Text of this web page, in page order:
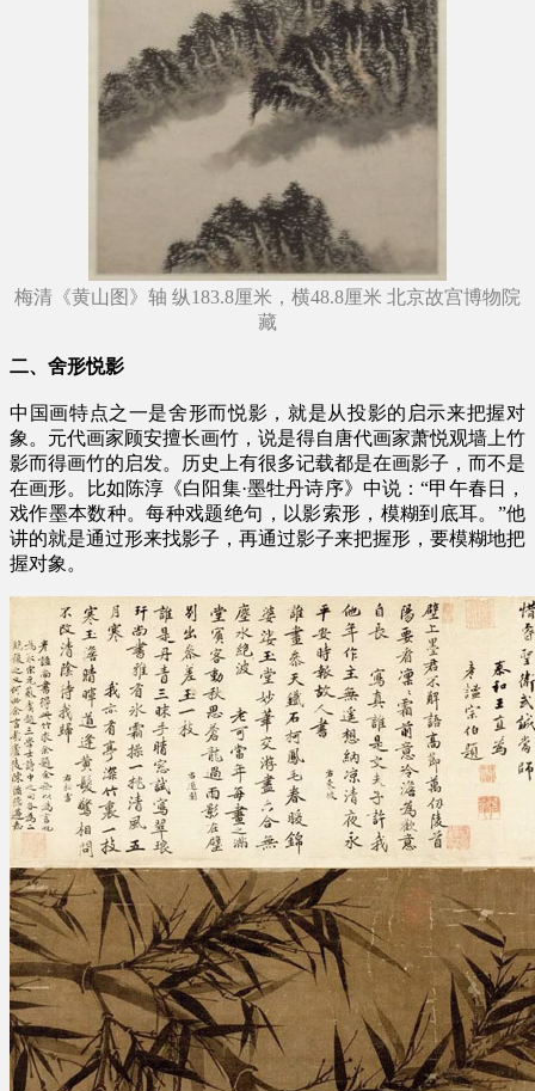
梅清《黄山图》轴 纵183.8厘米，横48.8厘米 北京故宫博物院
藏
二、舍形悦影
中国画特点之一是舍形而悦影，就是从投影的启示来把握对
象。元代画家顾安擅长画竹，说是得自唐代画家萧悦观墙上竹
影而得画竹的启发。历史上有很多记载都是在画影子，而不是
在画形。比如陈淳《白阳集·墨牡丹诗序》中说：“甲午春日，
戏作墨本数种。每种戏题绝句，以影索形，模糊到底耳。”他
讲的就是通过形来找影子，再通过影子来把握形，要模糊地把
握对象。